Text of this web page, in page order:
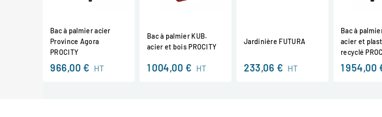
Bac à palmier acier
Province Agora
PROCITY
966,00 € HT
Bac à palmier KUB.
acier et bois PROCITY
1 004,00 € HT
Jardinière FUTURA
233,06 € HT
Bac à
acier et
recyclé
1 954,00